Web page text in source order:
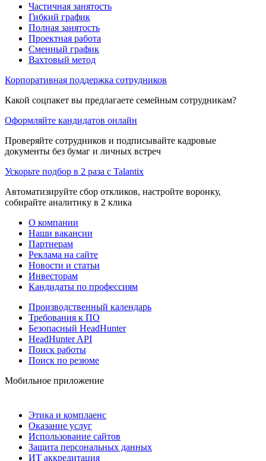
Частичная занятость
Гибкий график
Полная занятость
Проектная работа
Сменный график
Вахтовый метод
Корпоративная поддержка сотрудников
Какой соцпакет вы предлагаете семейным сотрудникам?
Оформляйте кандидатов онлайн
Проверяйте сотрудников и подписывайте кадровые
документы без бумаг и личных встреч
Ускорьте подбор в 2 раза с Talantix
Автоматизируйте сбор откликов, настройте воронку,
собирайте аналитику в 2 клика
О компании
Наши вакансии
Партнерам
Реклама на сайте
Новости и статьи
Инвесторам
Кандидаты по профессиям
Производственный календарь
Требования к ПО
Безопасный HeadHunter
HeadHunter API
Поиск работы
Поиск по резюме
Мобильное приложение
Этика и комплаенс
Оказание услуг
Использование сайтов
Защита персональных данных
ИТ аккредитация